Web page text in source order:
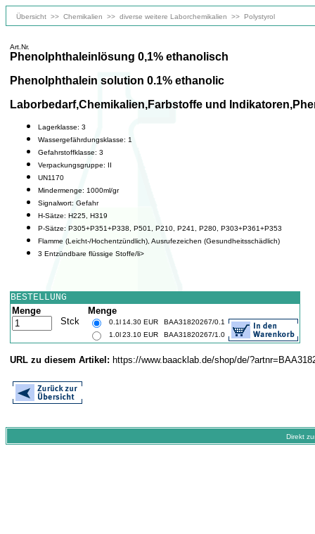
Übersicht >> Chemikalien >> diverse weitere Laborchemikalien >> Polystyrol
Art.Nr.
Phenolphthaleinlösung 0,1% ethanolisch
Phenolphthalein solution 0.1% ethanolic
Laborbedarf,Chemikalien,Farbstoffe und
Lagerklasse: 3
Wassergefährdungsklasse: 1
Gefahrstoffklasse: 3
Verpackungsgruppe: II
UN1170
Mindermenge: 1000ml/gr
Signalwort: Gefahr
H-Sätze: H225, H319
P-Sätze: P305+P351+P338, P501, P210, P241, P280, P303+P361+P353
Flamme (Leicht-/Hochentzündlich), Ausrufezeichen (Gesundheitsschädlich)
3 Entzündbare flüssige Stoffe/li>
BESTELLUNG
Menge
Stck
Menge
0.1l 14.30 EUR
BAA31820267/0.1
1.0l23.10 EUR BAA31820267/1.0
URL zu diesem Artikel: https://www.baacklab.de/shop/de/
Direkt